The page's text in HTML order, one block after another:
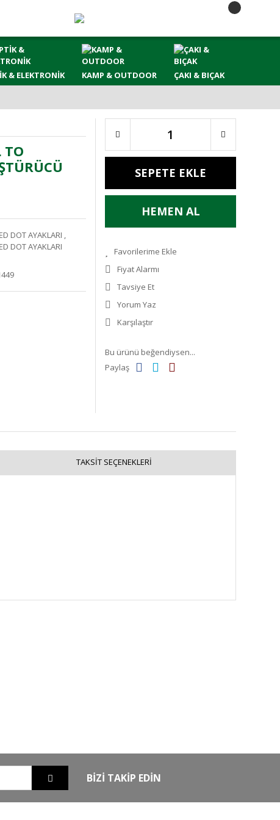
& ELEKTRONİK KAMP & OUTDOOR
ÇAKI & BIÇAK
TO
DOT AYAKLARI ,
DOT AYAKLARI
SEPETE EKLE
HEMEN AL
Fiyat Alarmı
Tavsiye Et
Yorum Yaz
Karşılaştır
Bu ürünü beğendiysen...
Paylaş
TAKSIT SEÇENEKLERI
BİZİ TAKİP EDİN